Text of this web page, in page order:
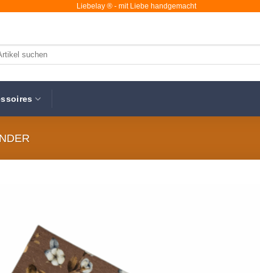
Liebelay ® - mit Liebe handgemacht